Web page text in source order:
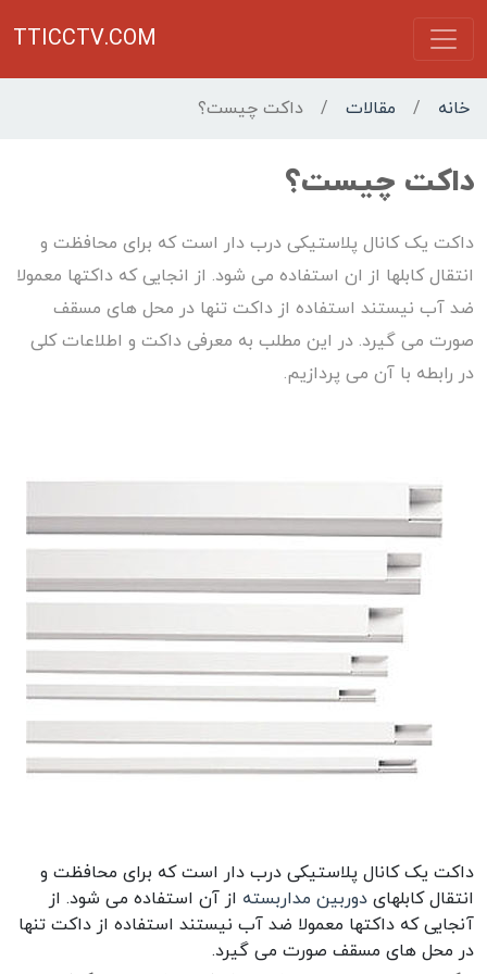
TTICCTV.COM
خانه / مقالات / داکت چیست؟
داکت چیست؟
داکت یک کانال پلاستیکی درب دار است که برای محافظت و
انتقال کابلها از ان استفاده می شود. از انجایی که داکتها معمولا
ضد آب نیستند استفاده از داکت تنها در محل های مسقف
صورت می گیرد. در این مطلب به معرفی داکت و اطلاعات کلی
در رابطه با آن می پردازیم.
داکت یک کانال پلاستیکی درب دار است که برای محافظت و
انتقال کابلهای دوربین مداربسته از آن استفاده می شود. از
آنجایی که داکتها معمولا ضد آب نیستند استفاده از داکت تنها
در محل های مسقف صورت می گیرد.